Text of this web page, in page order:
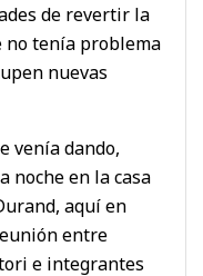
de revertir la
no tenía problema
nuevas
venía dando,
noche en la casa
aquí en
entre
e integrantes